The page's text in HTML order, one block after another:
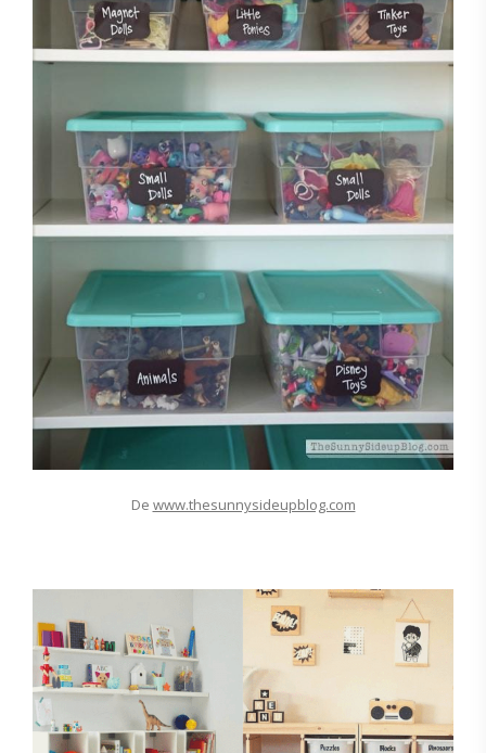
De www.thesunnysideupblog.com